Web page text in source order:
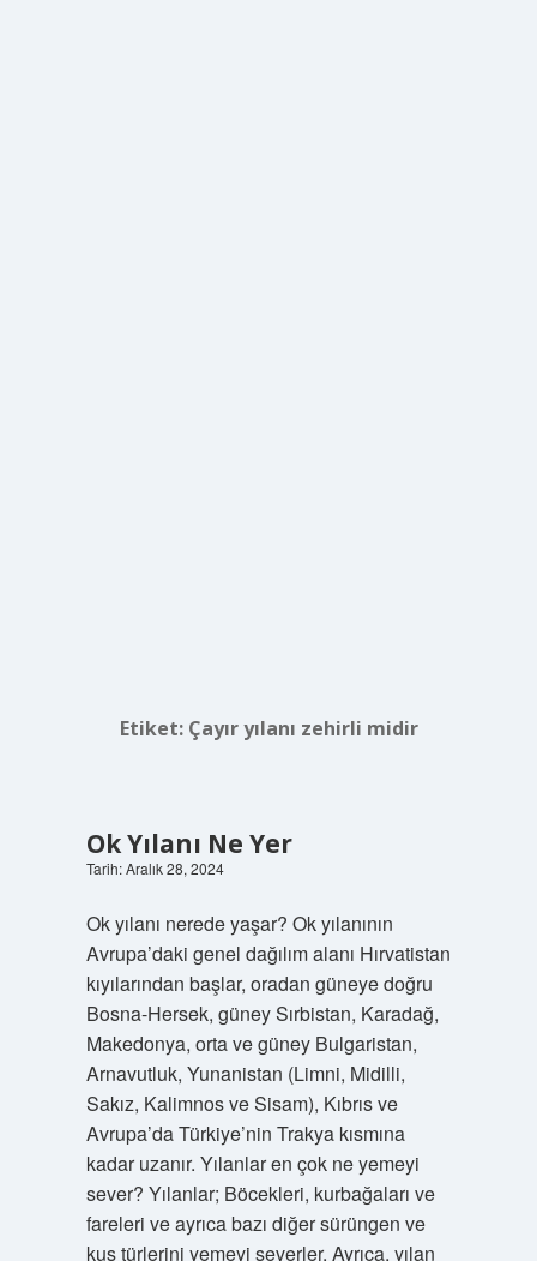
Etiket: Çayır yılanı zehirli midir
Ok Yılanı Ne Yer
Tarih: Aralık 28, 2024
Ok yılanı nerede yaşar? Ok yılanının
Avrupa’daki genel dağılım alanı Hırvatistan
kıyılarından başlar, oradan güneye doğru
Bosna-Hersek, güney Sırbistan, Karadağ,
Makedonya, orta ve güney Bulgaristan,
Arnavutluk, Yunanistan (Limni, Midilli,
Sakız, Kalimnos ve Sisam), Kıbrıs ve
Avrupa’da Türkiye’nin Trakya kısmına
kadar uzanır. Yılanlar en çok ne yemeyi
sever? Yılanlar; Böcekleri, kurbağaları ve
fareleri ve ayrıca bazı diğer sürüngen ve
kuş türlerini yemeyi severler. Ayrıca, yılan